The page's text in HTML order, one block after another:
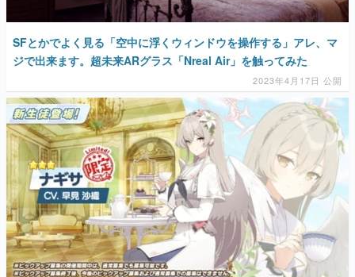
SFとかでよく見る「空中に浮くウィンドウを操作する」アレ、マ
ジで出来ます。超未来ARグラス「Nreal Air」を触ってみた
2023年4月17日 公開